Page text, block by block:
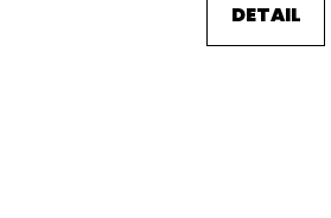
DETAIL